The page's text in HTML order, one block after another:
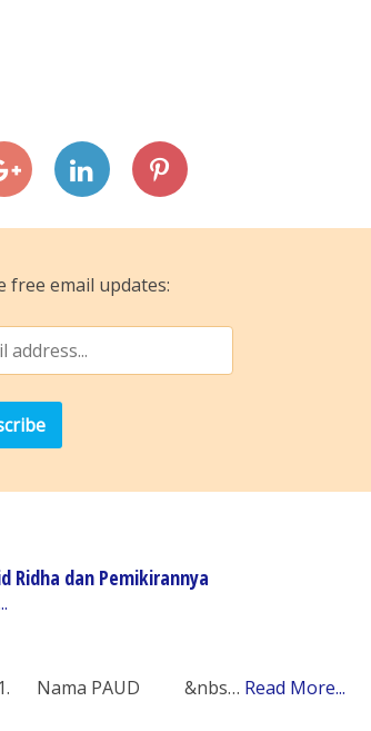
free email updates:
Ridha dan Pemikirannya
1. Nama PAUD &nbs… Read More...